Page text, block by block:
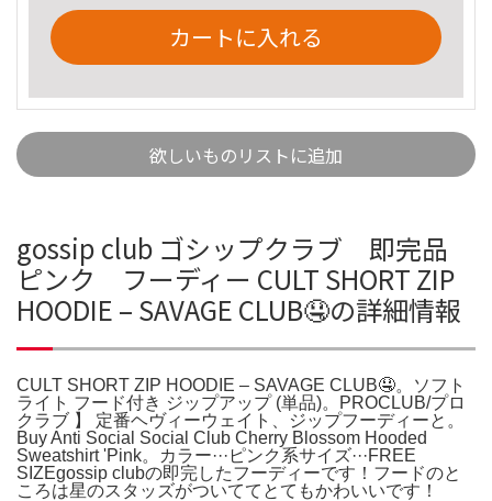
カートに入れる
欲しいものリストに追加
gossip club ゴシップクラブ 即完品
ピンク フーディー CULT SHORT ZIP
HOODIE – SAVAGE CLUB🤤の詳細情報
CULT SHORT ZIP HOODIE – SAVAGE CLUB🤤。ソフト
ライト フード付き ジップアップ (単品)。PROCLUB/プロ
クラブ 】 ⁡定番ヘヴィーウェイト、ジップフーディーと。
Buy Anti Social Social Club Cherry Blossom Hooded
Sweatshirt 'Pink。カラー···ピンク系サイズ···FREE
SIZEgossip clubの即完したフーディーです！フードのと
ころは星のスタッズがついててとてもかわいいです！